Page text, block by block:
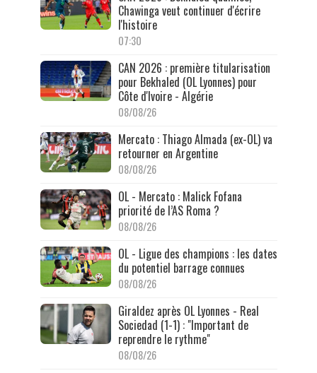
Chawinga veut continuer d'écrire
l'histoire
07:30
CAN 2026 : première titularisation
pour Bekhaled (OL Lyonnes) pour
Côte d'Ivoire - Algérie
08/08/26
Mercato : Thiago Almada (ex-OL) va
retourner en Argentine
08/08/26
OL - Mercato : Malick Fofana
priorité de l’AS Roma ?
08/08/26
OL - Ligue des champions : les dates
du potentiel barrage connues
08/08/26
Giraldez après OL Lyonnes - Real
Sociedad (1-1) : "Important de
reprendre le rythme"
08/08/26